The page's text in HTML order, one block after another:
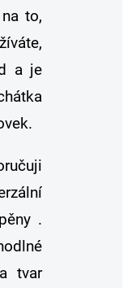
to,
a je
.
tvar